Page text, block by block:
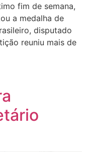
fim de semana,
a medalha de
disputado
reuniu mais de